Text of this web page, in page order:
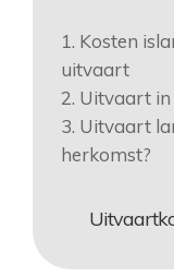
1. Kosten
uitvaart
2. Uitvaart
3. Uitvaart
herkomst?